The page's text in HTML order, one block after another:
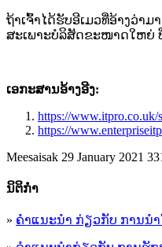
ຖ້າ​ເຈົ້າ​ໄດ້ຮັບ​ອີ​ເມ​​ວທີ່​ອ້າງ​ວ່າ​
ສະເພາະບໍລິສັດຂະໜາດໃຫຍ່
ເອກະສານອ້າງອີງ:
https://www.itpro.co.uk/
https://
Meesaisak 29 January 2021
ນິ​ຕິ​ກໍາ
» ຄໍາແນະນໍາ ກ່ຽວກັບ ການນໍ